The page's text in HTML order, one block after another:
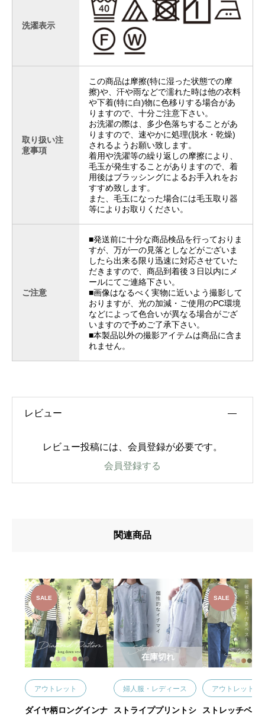
洗濯表示
取り扱い注
意事項
この商品は摩擦(特に湿った状態での摩
擦)や、汗や雨などで濡れた時は他の衣料
や下着(特に白)物に色移りする場合があ
りますので、十分ご注意下さい。
お洗濯の際は、多少色落ちすることがあ
りますので、速やかに処理(脱水・乾燥)
されるようお願い致します。
着用や洗濯等の繰り返しの摩擦により、
毛玉が発生することがありますので、着
用後はブラッシングによるお手入れをお
すすめ致します。
また、毛玉になった場合には毛玉取り器
等によりお取りください。
ご注意
■発送前に十分な商品検品を行っておりま
すが、万が一の見落としなどがございま
したら出来る限り迅速に対応させていた
だきますので、商品到着後３日以内にメ
ールにてご連絡下さい。
■画像はなるべく実物に近いよう撮影して
おりますが、光の加減・ご使用のPC環境
などによって色合いが異なる場合がござ
いますので予めご了承下さい。
■本製品以外の撮影アイテムは商品に含ま
れません。
レビュー
レビュー投稿には、会員登録が必要です。
会員登録する
関連商品
SALE
アウトレット
ダイヤ柄ロングインナ
婦人服・レディース
ストライププリントシ
在庫切れ
SALE
アウトレット
ストレッチベス